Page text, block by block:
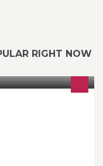
RIGHT NOW